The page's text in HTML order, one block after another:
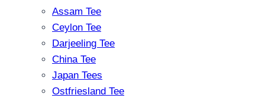
Assam Tee
Ceylon Tee
Darjeeling Tee
China Tee
Japan Tees
Ostfriesland Tee